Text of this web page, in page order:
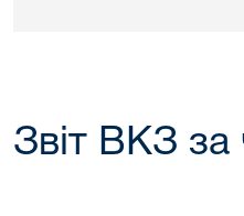
Звіт ВКЗ за